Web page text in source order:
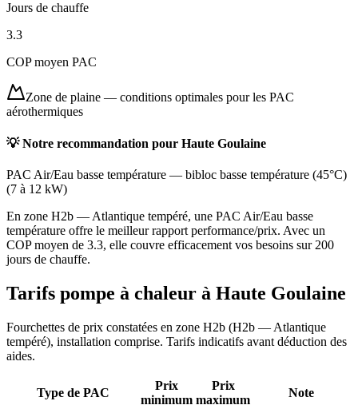
Jours de chauffe
3.3
COP moyen PAC
Zone de plaine — conditions optimales pour les PAC
aérothermiques
💡 Notre recommandation pour Haute Goulaine
PAC Air/Eau basse température — bibloc basse température (45°C)
(7 à 12 kW)
En zone H2b — Atlantique tempéré, une PAC Air/Eau basse
température offre le meilleur rapport performance/prix. Avec un
COP moyen de 3.3, elle couvre efficacement vos besoins sur 200
jours de chauffe.
Tarifs pompe à chaleur à Haute Goulaine
Fourchettes de prix constatées en zone H2b (H2b — Atlantique
tempéré), installation comprise. Tarifs indicatifs avant déduction des
aides.
Type de PAC
Prix
minimum
Prix
maximum
Note